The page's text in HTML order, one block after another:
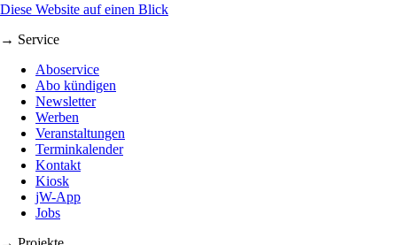
Diese Website auf einen Blick
→ Service
Aboservice
Abo kündigen
Newsletter
Werben
Veranstaltungen
Terminkalender
Kontakt
Kiosk
jW-App
Jobs